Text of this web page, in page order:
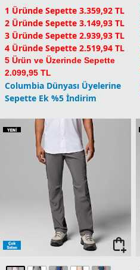
1 Üründe Sepette 3.359,92 TL
2 Üründe Sepette 3.149,93 TL
3 Üründe Sepette 2.939,93 TL
4 Üründe Sepette 2.519,94 TL
5 Ürün ve Üzerinde Sepette
2.099,95 TL
Columbia Dünyası Üyelerine
Sepette Ek %5 İndirim